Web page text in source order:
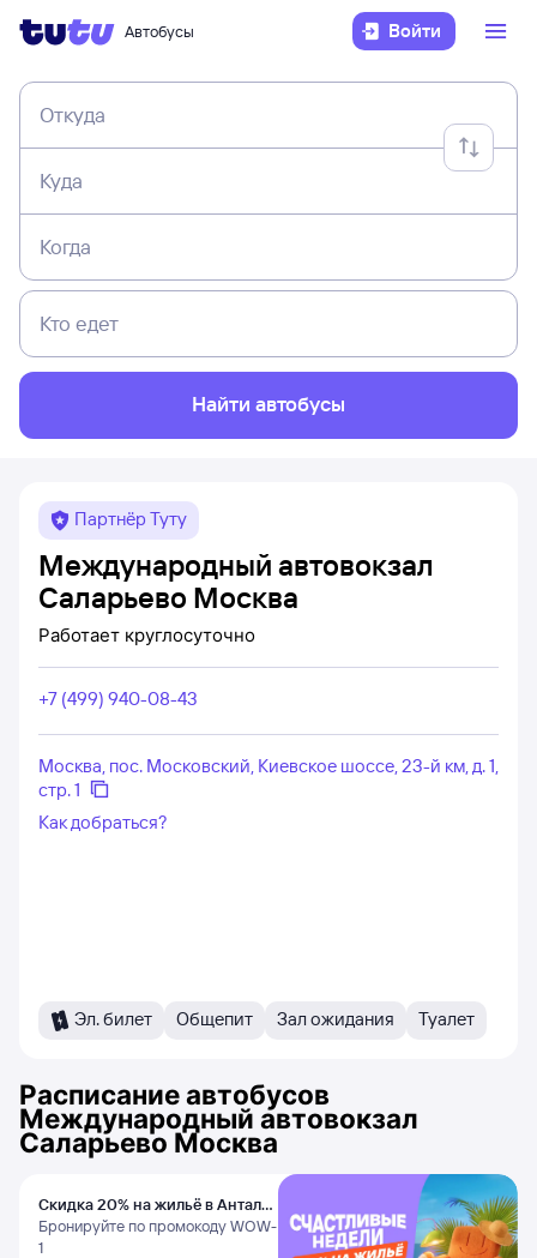
Автобусы Войти
Откуда
Куда
Когда
Кто едет
Найти автобусы
Партнёр Туту
Международный автовокзал
Саларьево Москва
Работает круглосуточно
+7 (499) 940-08-43
Москва, пос. Московский, Киевское шоссе, 23-й км, д. 1,
стр. 1
Как добраться?
Эл. билет Общепит Зал ожидания Туалет
Расписание автобусов
Международный автовокзал
Саларьево Москва
Скидка 20% на жильё в Анталье
и Даламане
Бронируйте по промокоду WOW-
1